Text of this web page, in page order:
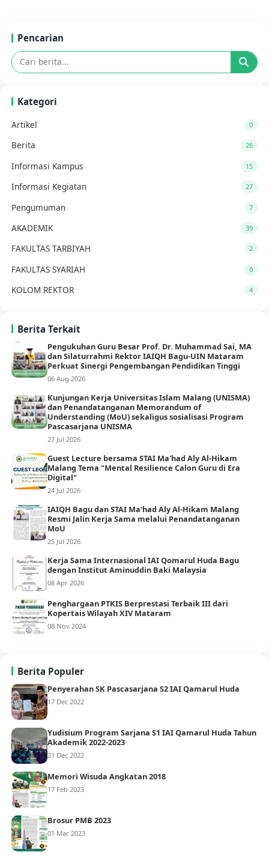
Pencarian
Kategori
Artikel 0
Berita 26
Informasi Kampus 15
Informasi Kegiatan 27
Pengumuman 7
AKADEMIK 39
FAKULTAS TARBIYAH 2
FAKULTAS SYARIAH 0
KOLOM REKTOR 4
Berita Terkait
Pengukuhan Guru Besar Prof. Dr. Muhammad Sai, MA
dan Silaturrahmi Rektor IAIQH Bagu-UIN Mataram
Perkuat Sinergi Pengembangan Pendidikan Tinggi
06 Aug 2026
Kunjungan Kerja Universitas Islam Malang (UNISMA)
dan Penandatanganan Memorandum of
Understanding (MoU) sekaligus sosialisasi Program
Pascasarjana UNISMA
27 Jul 2026
Guest Lecture bersama STAI Ma'had Aly Al-Hikam
Malang Tema "Mental Resilience Calon Guru di Era
Digital"
24 Jul 2026
IAIQH Bagu dan STAI Ma'had Aly Al-Hikam Malang
Resmi Jalin Kerja Sama melalui Penandatanganan
MoU
25 Jul 2026
Kerja Sama Internasional IAI Qomarul Huda Bagu
dengan Institut Aminuddin Baki Malaysia
08 Apr 2026
Penghargaan PTKIS Berprestasi Terbaik III dari
Kopertais Wilayah XIV Mataram
08 Nov 2024
Berita Populer
Penyerahan SK Pascasarjana S2 IAI Qamarul Huda
17 Dec 2022
Yudisium Program Sarjana S1 IAI Qamarul Huda Tahun
Akademik 2022-2023
21 Dec 2022
Memori Wisuda Angkatan 2018
17 Feb 2023
Brosur PMB 2023
01 Mar 2023